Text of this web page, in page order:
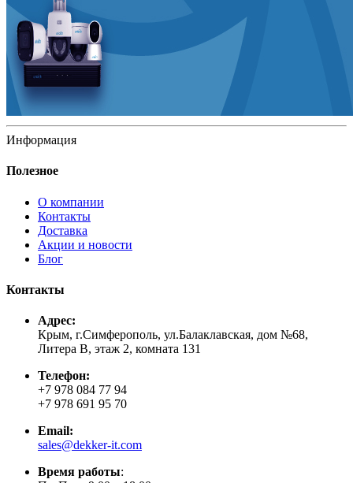
Информация
Полезное
О компании
Контакты
Доставка
Акции и новости
Блог
Контакты
Адрес:
Крым, г.Симферополь, ул.Балаклавская, дом №68,
Литера В, этаж 2, комната 131
Телефон:
+7 978 084 77 94
+7 978 691 95 70
Email:
sales@dekker-it.com
Время работы: